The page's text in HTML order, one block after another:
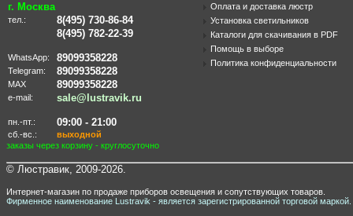
г. Москва
тел.:
8(495) 730-86-84
8(495) 782-22-39
WhatsApp: 89099358228
Telegram: 89099358228
MAX 89099358228
e-mail: sale@lustravik.ru
пн.-пт.: 09:00 - 21:00
сб.-вс.:
выходной
заказы через корзину - круглосуточно
Оплата и доставка люстр
Установка светильников
Каталоги для скачивания в PDF
Помощь в выборе
Политика конфиденциальности
© Люстравик, 2009-2026.
Интернет-магазин по продаже приборов освещения и сопутствующих товаров.
Фирменное наименование Lustravik - является зарегистрированной торговой